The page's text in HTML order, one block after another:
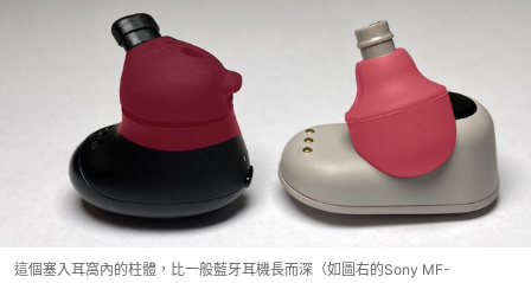
這個塞入耳窩內的柱體，比一般藍牙耳機長而深（如圖右的Sony MF-